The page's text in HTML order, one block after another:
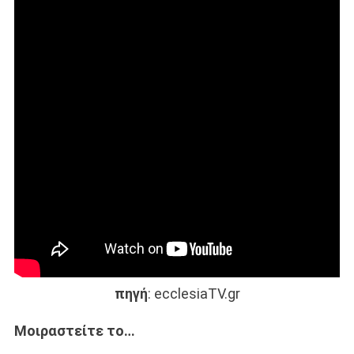
πηγή: ecclesiaTV.gr
Μοιραστείτε το…